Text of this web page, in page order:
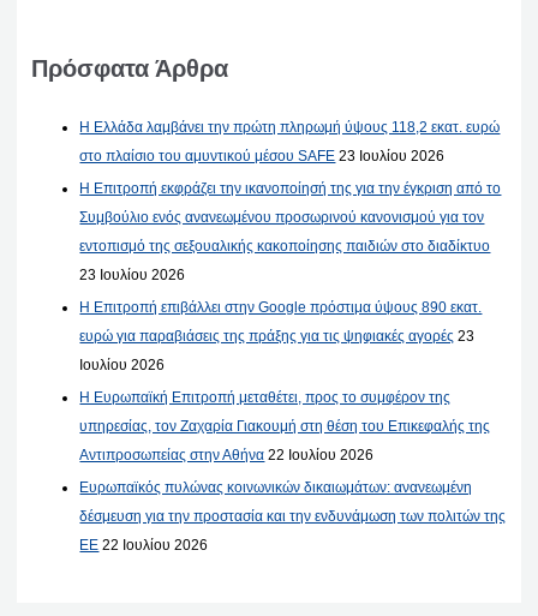
Πρόσφατα Άρθρα
Η Ελλάδα λαμβάνει την πρώτη πληρωμή ύψους 118,2 εκατ. ευρώ
στο πλαίσιο του αμυντικού μέσου SAFE 23 Ιουλίου 2026
Η Επιτροπή εκφράζει την ικανοποίησή της για την έγκριση από το
Συμβούλιο ενός ανανεωμένου προσωρινού κανονισμού για τον
εντοπισμό της σεξουαλικής κακοποίησης παιδιών στο διαδίκτυο
23 Ιουλίου 2026
Η Επιτροπή επιβάλλει στην Google πρόστιμα ύψους 890 εκατ.
ευρώ για παραβιάσεις της πράξης για τις ψηφιακές αγορές 23
Ιουλίου 2026
Η Ευρωπαϊκή Επιτροπή μεταθέτει, προς το συμφέρον της
υπηρεσίας, τον Ζαχαρία Γιακουμή στη θέση του Επικεφαλής της
Αντιπροσωπείας στην Αθήνα 22 Ιουλίου 2026
Ευρωπαϊκός πυλώνας κοινωνικών δικαιωμάτων: ανανεωμένη
δέσμευση για την προστασία και την ενδυνάμωση των πολιτών της
ΕΕ 22 Ιουλίου 2026